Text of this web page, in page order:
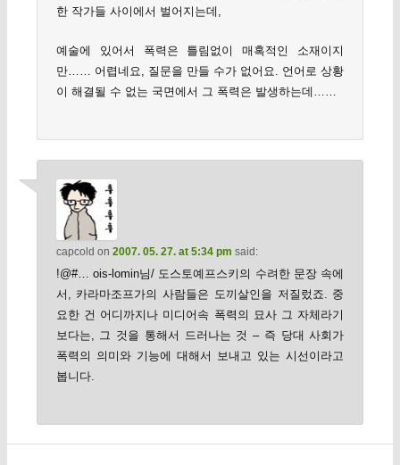
한 작가들 사이에서 벌어지는데,
예술에 있어서 폭력은 틀림없이 매혹적인 소재이지
만…… 어렵네요, 질문을 만들 수가 없어요. 언어로 상황
이 해결될 수 없는 국면에서 그 폭력은 발생하는데……
capcold on 2007. 05. 27. at 5:34 pm said:
!@#… ois-lomin님/ 도스토예프스키의 수려한 문장 속에
서, 카라마조프가의 사람들은 도끼살인을 저질렀죠. 중
요한 건 어디까지나 미디어속 폭력의 묘사 그 자체라기
보다는, 그 것을 통해서 드러나는 것 – 즉 당대 사회가
폭력의 의미와 기능에 대해서 보내고 있는 시선이라고
봅니다.